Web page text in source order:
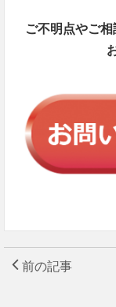
ご不明点やご
前の記事